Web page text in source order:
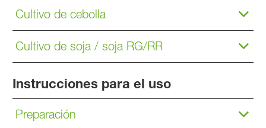
Cultivo de cebolla
Cultivo de soja / soja RG/RR
Instrucciones para el uso
Preparación